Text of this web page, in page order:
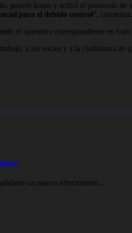
generó humo y activó el protocolo de
para el debido control”, comienza.
el operativo correspondiente en
a los socios y a la ciudadanía de
un nuevo ofrecimiento...